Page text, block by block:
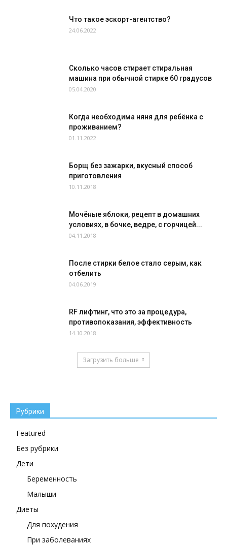
Что такое эскорт-агентство?
24.06.2022
Сколько часов стирает стиральная
машина при обычной стирке 60 градусов
05.04.2020
Когда необходима няня для ребёнка с
проживанием?
01.11.2022
Борщ без зажарки, вкусный способ
приготовления
10.11.2018
Мочёные яблоки, рецепт в домашних
условиях, в бочке, ведре, с горчицей...
04.11.2018
После стирки белое стало серым, как
отбелить
04.06.2019
RF лифтинг, что это за процедура,
противопоказания, эффективность
14.10.2018
Загрузить больше
Рубрики
Featured
Без рубрики
Дети
Беременность
Малыши
Диеты
Для похудения
При заболеваниях